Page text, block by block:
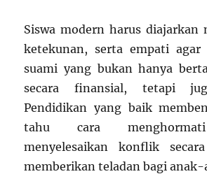
Siswa modern harus diajarkan
ketekunan, serta empati agar
suami yang bukan hanya
secara finansial, tetapi
Pendidikan yang baik
tahu cara
menyelesaikan konflik
memberikan teladan bagi